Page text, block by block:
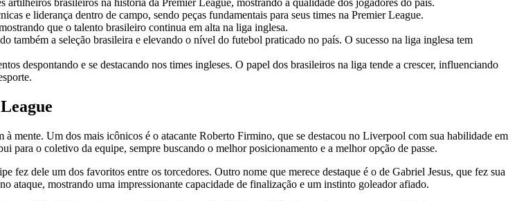
brasileiros na história da Premier League, mostrando a qualidade dos jogadores do país.
e liderança dentro de campo, sendo peças fundamentais para seus times na Premier League.
que o talento brasileiro continua em alta na liga inglesa.
a seleção brasileira e elevando o nível do futebol praticado no país. O sucesso na liga inglesa tem
despontando e se destacando nos times ingleses. O papel dos brasileiros na liga tende a crescer, influenciando
mente. Um dos mais icônicos é o atacante Roberto Firmino, que se destacou no Liverpool com sua habilidade em
o coletivo da equipe, sempre buscando o melhor posicionamento e a melhor opção de passe.
fez dele um dos favoritos entre os torcedores. Outro nome que merece destaque é o de Gabriel Jesus, que fez sua
ataque, mostrando uma impressionante capacidade de finalização e um instinto goleador afiado.